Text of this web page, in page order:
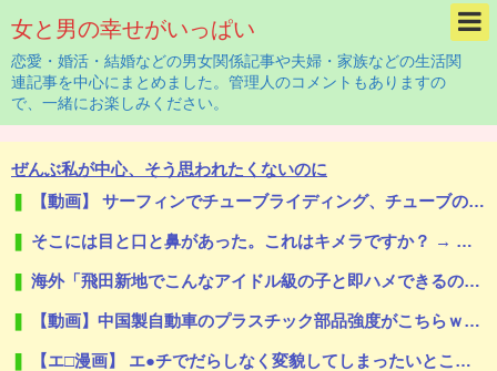
女と男の幸せがいっぱい
恋愛・婚活・結婚などの男女関係記事や夫婦・家族などの生活関
連記事を中心にまとめました。管理人のコメントもありますの
で、一緒にお楽しみください。
ぜんぶ私が中心、そう思われたくないのに
【動画】 サーフィンでチューブライディング、チューブの中からの映像が凄い
そこには目と口と鼻があった。これはキメラですか？ → 謎の生物はこちらです…
海外「飛田新地でこんなアイドル級の子と即ハメできるのかよ」⇒ 晒された無修正動画がコチラ
【動画】中国製自動車のプラスチック部品強度がこちらｗｗｗｗｗｗｗｗｗ
【エ□漫画】 エ●チでだらしなく変貌してしまったいとこのお姉ちゃんにチン●ン搾り取られちゃうショタ君…！